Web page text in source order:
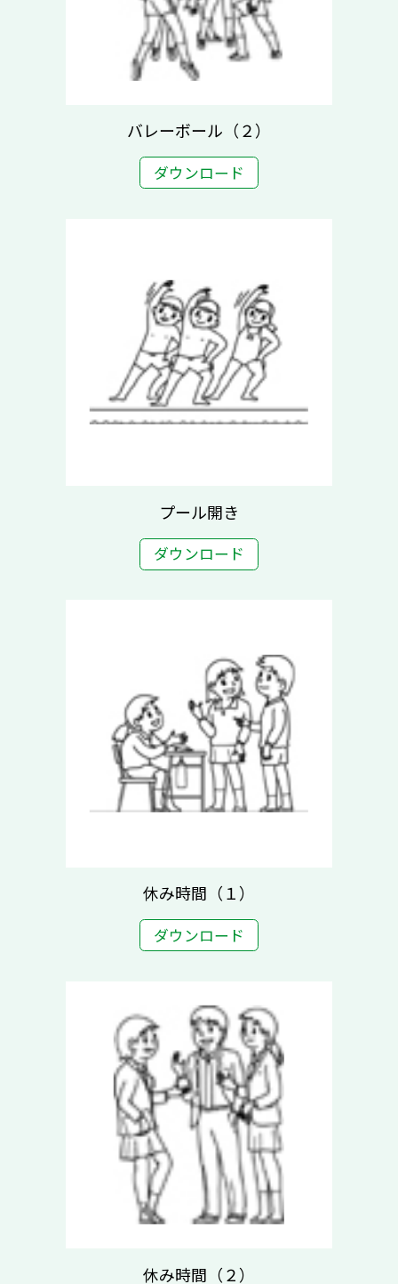
バレーボール（２）
ダウンロード
プール開き
ダウンロード
休み時間（１）
ダウンロード
休み時間（２）